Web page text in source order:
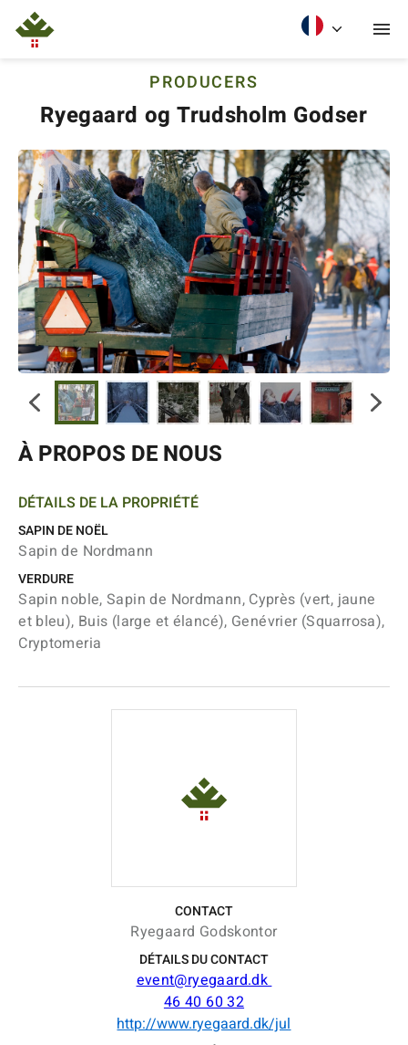
PRODUCERS
Ryegaard og Trudsholm Godser
À PROPOS DE NOUS
DÉTAILS DE LA PROPRIÉTÉ
SAPIN DE NOËL
Sapin de Nordmann
VERDURE
Sapin noble, Sapin de Nordmann, Cyprès (vert, jaune
et bleu), Buis (large et élancé), Genévrier (Squarrosa),
Cryptomeria
CONTACT
Ryegaard Godskontor
DÉTAILS DU CONTACT
event@ryegaard.dk
46 40 60 32
http://www.ryegaard.dk/jul